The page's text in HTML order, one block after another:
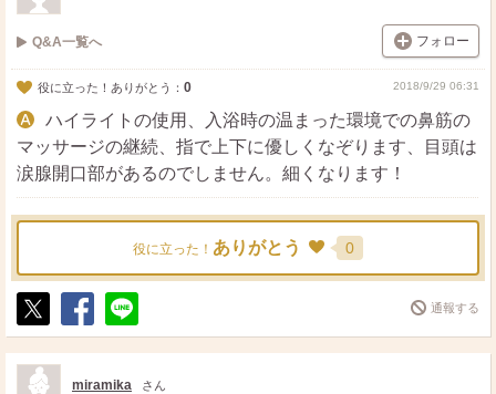
Q&A一覧へ フォロー
役に立った！ありがとう： 0 2018/9/29 06:31
ハイライトの使用、入浴時の温まった環境での鼻筋の
マッサージの継続、指で上下に優しくなぞります、目頭は
涙腺開口部があるのでしません。細くなります！
役に立った！ ありがとう 0
ポ
ス
ト
シ
ェ
送
る
通報する
miramika さん